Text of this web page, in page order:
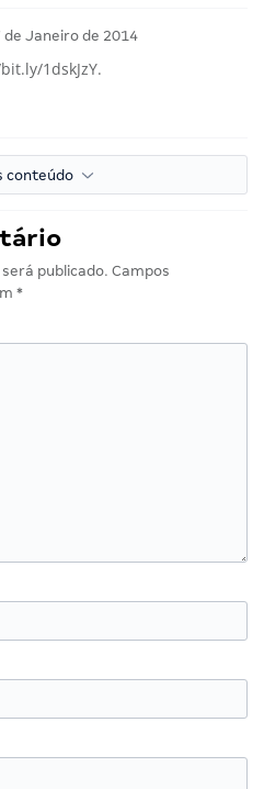
de Janeiro de 2014
1dskJzY.
conteúdo
publicado. Campos
*